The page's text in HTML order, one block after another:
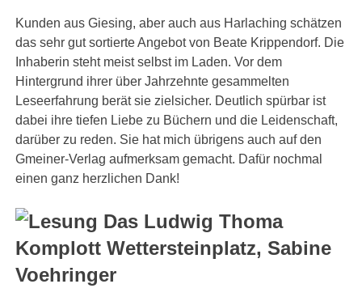
Kunden aus Giesing, aber auch aus Harlaching schätzen
das sehr gut sortierte Angebot von Beate Krippendorf. Die
Inhaberin steht meist selbst im Laden. Vor dem
Hintergrund ihrer über Jahrzehnte gesammelten
Leseerfahrung berät sie zielsicher. Deutlich spürbar ist
dabei ihre tiefen Liebe zu Büchern und die Leidenschaft,
darüber zu reden. Sie hat mich übrigens auch auf den
Gmeiner-Verlag aufmerksam gemacht. Dafür nochmal
einen ganz herzlichen Dank!